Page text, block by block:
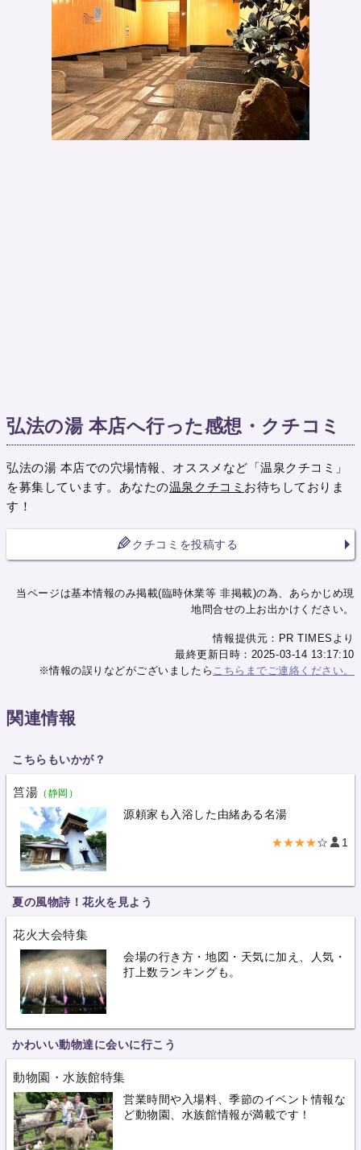
弘法の湯 本店へ行った感想・クチコミ
弘法の湯 本店での穴場情報、オススメなど「温泉クチコミ」
を募集しています。あなたの温泉クチコミ お待ちしておりま
す！
クチコミを投稿する
当ページは基本情報のみ掲載(臨時休業等 非掲載)の為、あらかじめ現
地問合せの上お出かけください。
情報提供元：PR TIMESより
最終更新日時：2025-03-14 13:17:10
※情報の誤りなどがございましたら こちらまでご連絡ください。
関連情報
こちらもいかが？
筥湯 （静岡）
源頼家も入浴した由緒ある名湯
★★★★☆ 1
夏の風物詩！花火を見よう
花火大会特集
会場の行き方・地図・天気に加え、人気・
打上数ランキングも。
かわいい動物達に会いに行こう
動物園・水族館特集
営業時間や入場料、季節のイベント情報な
ど動物園、水族館情報が満載です！